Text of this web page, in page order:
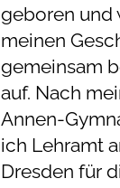
geboren und
meinen
gemeinsam
auf. Nach
Annen-
ich Lehramt
Dresden für